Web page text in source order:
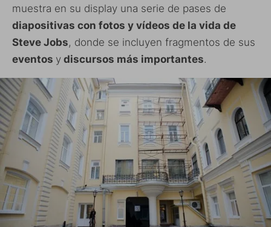
muestra en su display una serie de pases de
diapositivas con fotos y vídeos de la vida de
Steve Jobs, donde se incluyen fragmentos de sus
eventos y discursos más importantes.